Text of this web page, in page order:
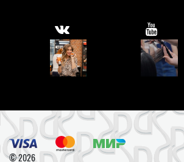
© 2026